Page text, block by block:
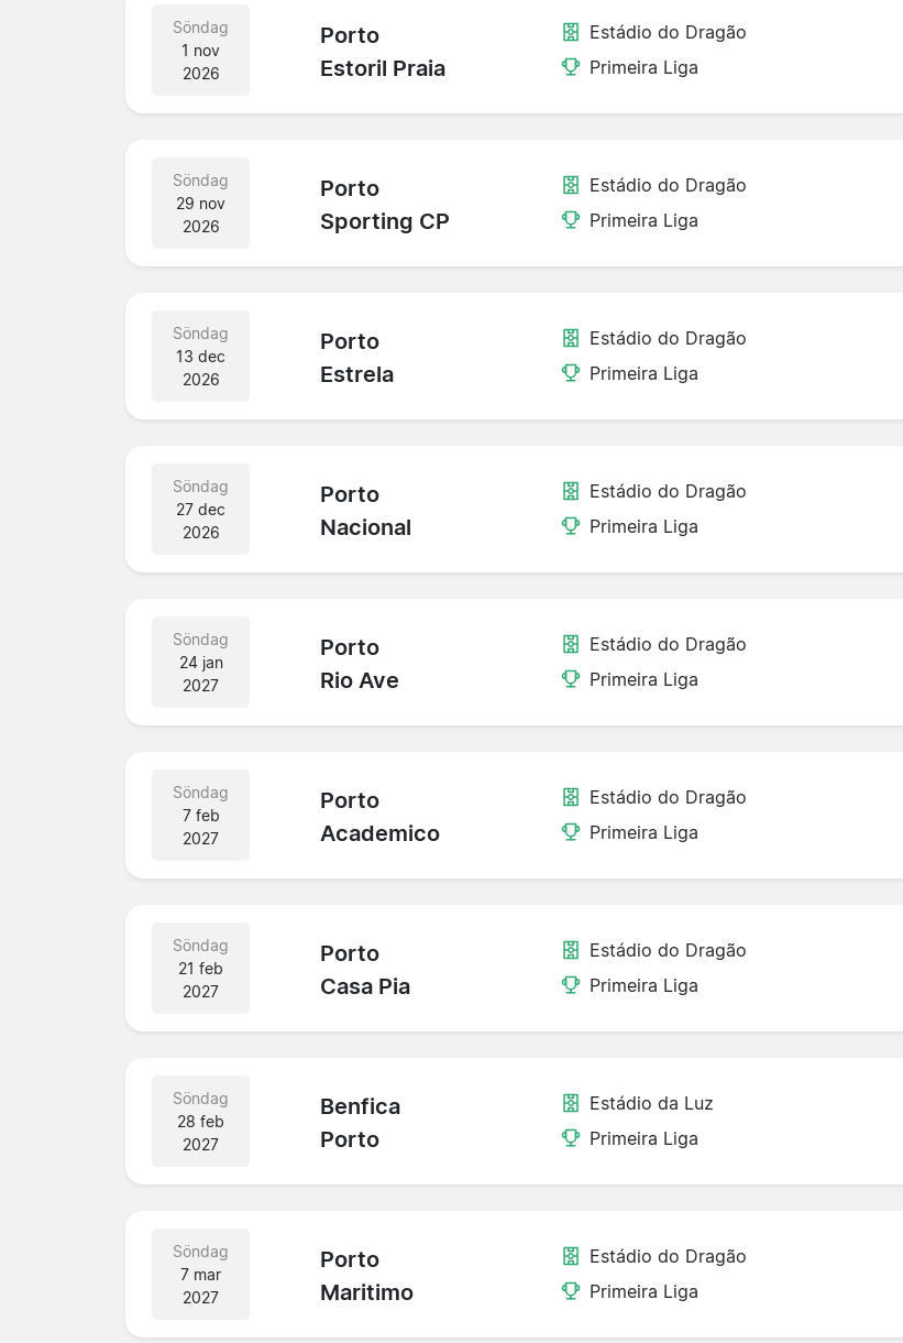
Söndag
1 nov
2026
Porto
Estoril Praia
Estádio do Dragão
Primeira Liga
Söndag
29 nov
2026
Porto
Sporting CP
Estádio do Dragão
Primeira Liga
Söndag
13 dec
2026
Porto
Estrela
Estádio do Dragão
Primeira Liga
Söndag
27 dec
2026
Porto
Nacional
Estádio do Dragão
Primeira Liga
Söndag
24 jan
2027
Porto
Rio Ave
Estádio do Dragão
Primeira Liga
Söndag
7 feb
2027
Porto
Academico
Estádio do Dragão
Primeira Liga
Söndag
21 feb
2027
Porto
Casa Pia
Estádio do Dragão
Primeira Liga
Söndag
28 feb
2027
Benfica
Porto
Estádio da Luz
Primeira Liga
Söndag
7 mar
2027
Porto
Maritimo
Estádio do Dragão
Primeira Liga